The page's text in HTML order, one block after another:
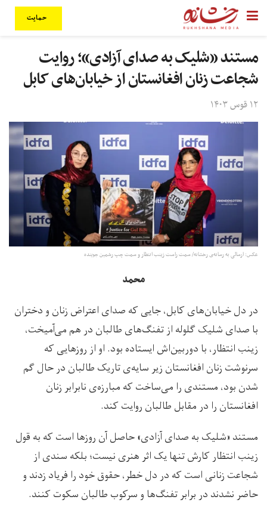
حمایت
مستند «شلیک به صدای آزادی»؛ روایت
شجاعت زنان افغانستان از خیابان‌های کابل
۱۲ قوس ۱۴۰۳
عکس: ارسالی به رسانه‌ی رخشانه/ سمت راست زینب انتظار و سمت چپ رشمین جوینده
محمد
در دل خیابان‌های کابل، جایی که صدای اعتراض زنان و دختران
با صدای شلیک گلوله از تفنگ‌ها‌ی طالبان در هم می‌آمیخت،
زینب انتظار، با دوربین‌اش ایستاده بود. او از روزهایی که
سرنوشت زنان افغانستان زیر سایه‌ی تاریک طالبان در حال گم
شدن بود، مستندی را می‌ساخت که مبارزه‌‌ی نابرابر زنان
افغانستان را در مقابل طالبان روایت کند.
مستند «شلیک به صدای آزادی» حاصل آن روزها است که به قول
زینب انتظار کارش تنها یک اثر هنری نیست؛ بلکه سندی از
شجاعت زنانی است که در دل خطر، حقوق خود را فریاد زدند و
حاضر نشدند در برابر تفنگ‌ها و سرکوب طالبان سکوت کنند.